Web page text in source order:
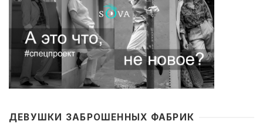
ДЕВУШКИ ЗАБРОШЕННЫХ ФАБРИК